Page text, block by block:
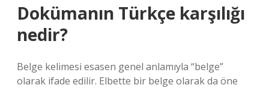
Dokümanın Türkçe karşılığı
nedir?
Belge kelimesi esasen genel anlamıyla “belge”
olarak ifade edilir. Elbette bir belge olarak da öne